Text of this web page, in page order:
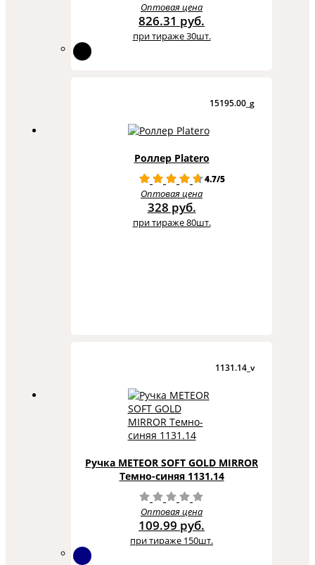
Оптовая цена
826.31 руб.
при тираже 30шт.
15195.00_g
Роллер Platero
4.7/5
Оптовая цена
328 руб.
при тираже 80шт.
1131.14_v
Ручка METEOR SOFT GOLD MIRROR
Темно-синяя 1131.14
Оптовая цена
109.99 руб.
при тираже 150шт.